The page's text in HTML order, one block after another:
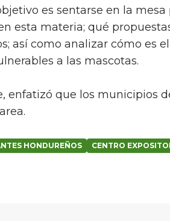
es sentarse en la
esta materia; qué
así como analizar cómo es
a las mascotas.
enfatizó que los municipios
HONDUREÑOS CENTRO